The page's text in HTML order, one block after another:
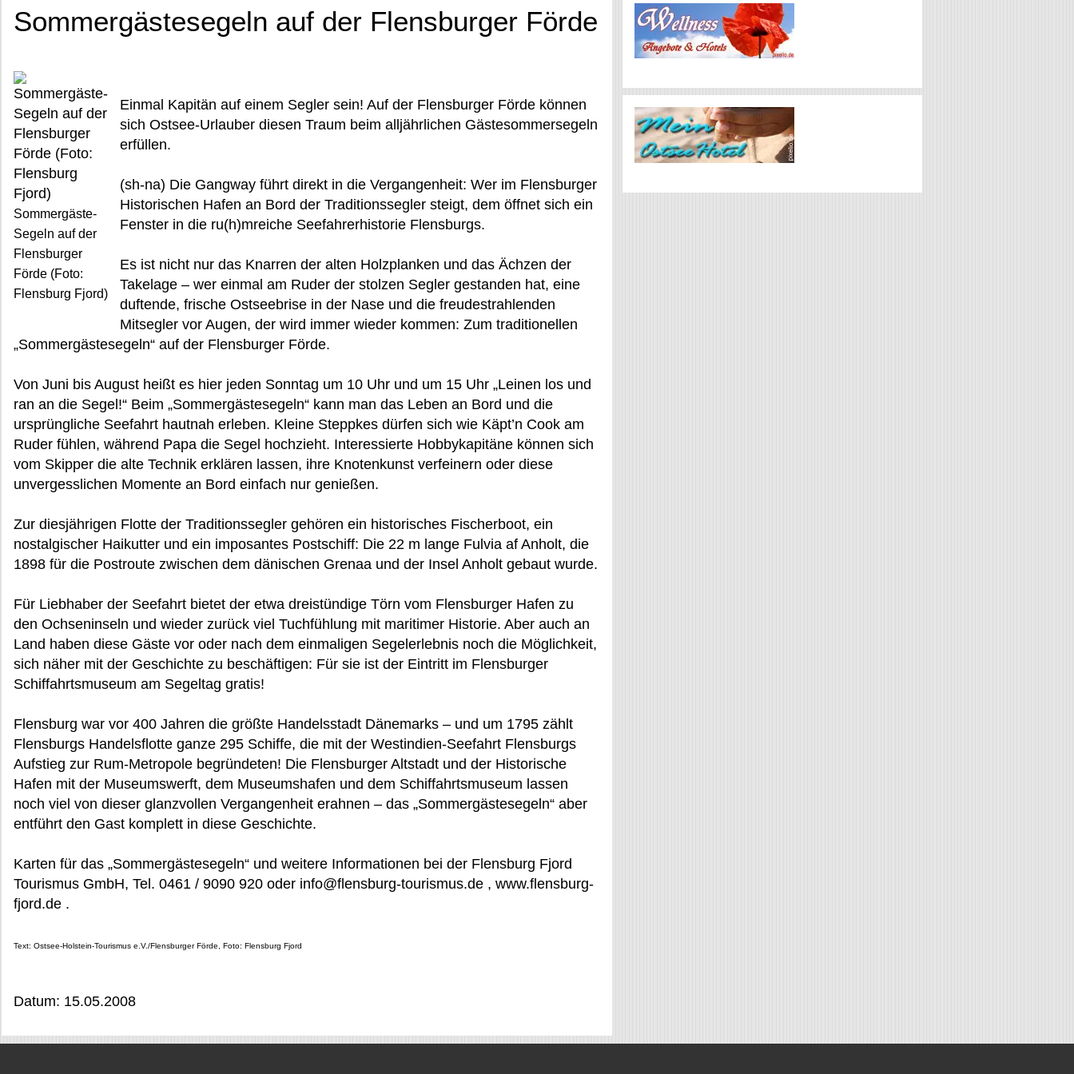
Sommergästesegeln auf der Flensburger Förde
Sommergäste-
Segeln auf der
Flensburger
Förde (Foto:
Flensburg Fjord)
Einmal Kapitän auf einem Segler sein! Auf der Flensburger Förde können
sich Ostsee-Urlauber diesen Traum beim alljährlichen Gästesommersegeln
erfüllen.
(sh-na) Die Gangway führt direkt in die Vergangenheit: Wer im Flensburger
Historischen Hafen an Bord der Traditionssegler steigt, dem öffnet sich ein
Fenster in die ru(h)mreiche Seefahrerhistorie Flensburgs.
Es ist nicht nur das Knarren der alten Holzplanken und das Ächzen der
Takelage – wer einmal am Ruder der stolzen Segler gestanden hat, eine
duftende, frische Ostseebrise in der Nase und die freudestrahlenden
Mitsegler vor Augen, der wird immer wieder kommen: Zum traditionellen
„Sommergästesegeln“ auf der Flensburger Förde.
Von Juni bis August heißt es hier jeden Sonntag um 10 Uhr und um 15 Uhr „Leinen los und
ran an die Segel!“ Beim „Sommergästesegeln“ kann man das Leben an Bord und die
ursprüngliche Seefahrt hautnah erleben. Kleine Steppkes dürfen sich wie Käpt’n Cook am
Ruder fühlen, während Papa die Segel hochzieht. Interessierte Hobbykapitäne können sich
vom Skipper die alte Technik erklären lassen, ihre Knotenkunst verfeinern oder diese
unvergesslichen Momente an Bord einfach nur genießen.
Zur diesjährigen Flotte der Traditionssegler gehören ein historisches Fischerboot, ein
nostalgischer Haikutter und ein imposantes Postschiff: Die 22 m lange Fulvia af Anholt, die
1898 für die Postroute zwischen dem dänischen Grenaa und der Insel Anholt gebaut wurde.
Für Liebhaber der Seefahrt bietet der etwa dreistündige Törn vom Flensburger Hafen zu
den Ochseninseln und wieder zurück viel Tuchfühlung mit maritimer Historie. Aber auch an
Land haben diese Gäste vor oder nach dem einmaligen Segelerlebnis noch die Möglichkeit,
sich näher mit der Geschichte zu beschäftigen: Für sie ist der Eintritt im Flensburger
Schiffahrtsmuseum am Segeltag gratis!
Flensburg war vor 400 Jahren die größte Handelsstadt Dänemarks – und um 1795 zählt
Flensburgs Handelsflotte ganze 295 Schiffe, die mit der Westindien-Seefahrt Flensburgs
Aufstieg zur Rum-Metropole begründeten! Die Flensburger Altstadt und der Historische
Hafen mit der Museumswerft, dem Museumshafen und dem Schiffahrtsmuseum lassen
noch viel von dieser glanzvollen Vergangenheit erahnen – das „Sommergästesegeln“ aber
entführt den Gast komplett in diese Geschichte.
Karten für das „Sommergästesegeln“ und weitere Informationen bei der Flensburg Fjord
Tourismus GmbH, Tel. 0461 / 9090 920 oder info@flensburg-tourismus.de , www.flensburg-
fjord.de .
Text: Ostsee-Holstein-Tourismus e.V./Flensburger Förde, Foto: Flensburg Fjord
Datum: 15.05.2008